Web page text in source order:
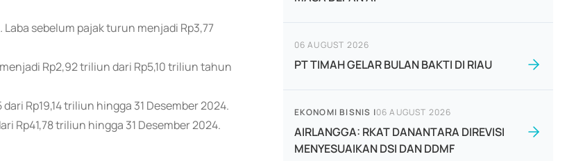
sebelum pajak turun menjadi Rp3,77
Rp2,92 triliun dari Rp5,10 triliun tahun
Rp19,14 triliun hingga 31 Desember 2024.
Rp41,78 triliun hingga 31 Desember 2024.
06 AUGUST 2026
PT TIMAH GELAR BULAN BAKTI DI RIAU
EKONOMI BISNIS |06 AUGUST 2026
AIRLANGGA: RKAT DANANTARA DIREVISI
MENYESUAIKAN DSI DAN DDMF